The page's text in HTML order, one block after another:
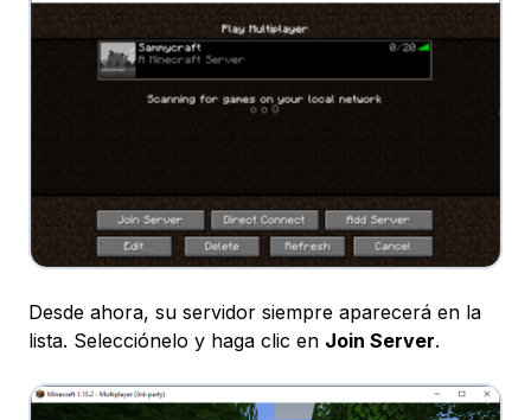
Desde ahora, su servidor siempre aparecerá en la
lista. Selecciónelo y haga clic en Join Server.